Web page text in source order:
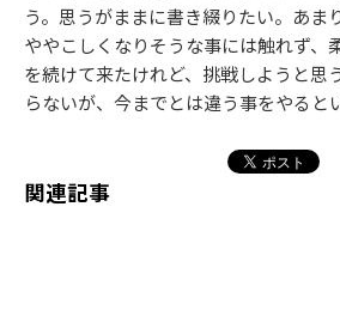
う。思うがままに書き綴りたい。あま
ややこしくなりそうな事には触れず、
を続けて来たけれど、挑戦しようと思
らないが、今までとは違う事をやると
関連記事